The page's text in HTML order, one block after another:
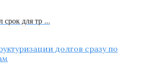
срок для тр …